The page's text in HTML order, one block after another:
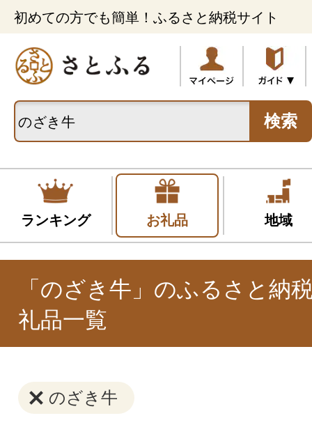
初めての方でも簡単！ふるさと納税サイト
検索
ランキング お礼品 地域
「のざき牛」のふるさと納
礼品一覧
のざき牛